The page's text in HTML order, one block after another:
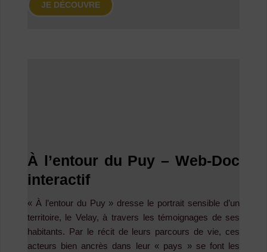
JE DÉCOUVRE
À l’entour du Puy – Web-Doc
interactif
« À l’entour du Puy » dresse le portrait sensible d’un
territoire, le Velay, à travers les témoignages de ses
habitants. Par le récit de leurs parcours de vie, ces
acteurs bien ancrès dans leur « pays » se font les